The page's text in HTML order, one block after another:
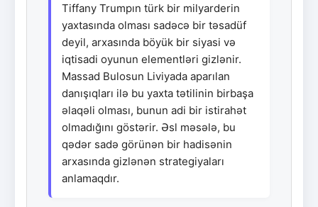
Tiffany Trumpın türk bir milyarderin
yaxtasında olması sadəcə bir təsadüf
deyil, arxasında böyük bir siyasi və
iqtisadi oyunun elementləri gizlənir.
Massad Bulosun Liviyada aparılan
danışıqları ilə bu yaxta tətilinin birbaşa
əlaqəli olması, bunun adi bir istirahət
olmadığını göstərir. Əsl məsələ, bu
qədər sadə görünən bir hadisənin
arxasında gizlənən strategiyaları
anlamaqdır.